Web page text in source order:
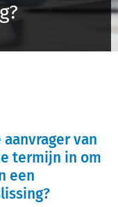
aanvrager van
termijn in om
een